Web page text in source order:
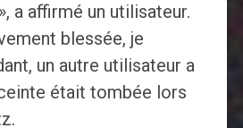
a affirmé un utilisateur.
blessée, je
un autre utilisateur a
était tombée lors